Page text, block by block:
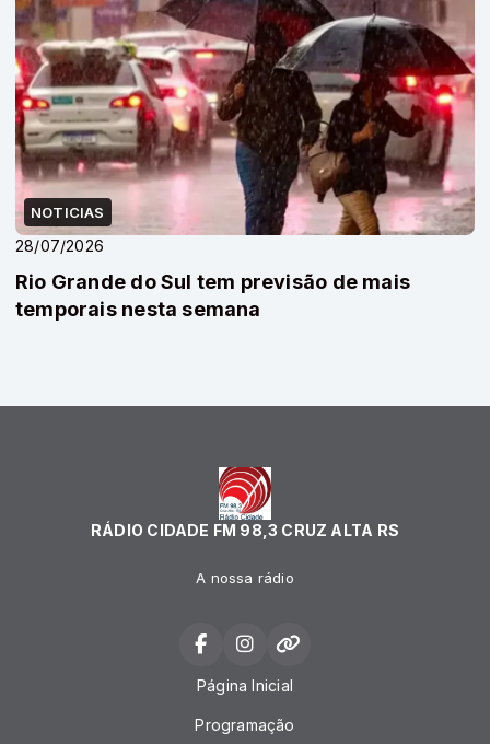
NOTICIAS
28/07/2026
Rio Grande do Sul tem previsão de mais
temporais nesta semana
RÁDIO CIDADE FM 98,3 CRUZ ALTA RS
A nossa rádio
Página Inicial
Programação